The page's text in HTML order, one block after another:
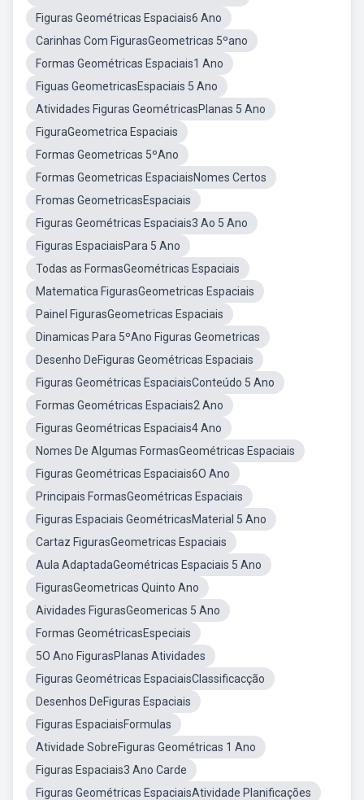
Figuras Geométricas Espaciais6 Ano
Carinhas Com FigurasGeometricas 5ºano
Formas Geométricas Espaciais1 Ano
Figuas GeometricasEspaciais 5 Ano
Atividades Figuras GeométricasPlanas 5 Ano
FiguraGeometrica Espaciais
Formas Geometricas 5ºAno
Formas Geometricas EspaciaisNomes Certos
Fromas GeometricasEspaciais
Figuras Geométricas Espaciais3 Ao 5 Ano
Figuras EspaciaisPara 5 Ano
Todas as FormasGeométricas Espaciais
Matematica FigurasGeometricas Espaciais
Painel FigurasGeometricas Espaciais
Dinamicas Para 5ºAno Figuras Geometricas
Desenho DeFiguras Geométricas Espaciais
Figuras Geométricas EspaciaisConteúdo 5 Ano
Formas Geométricas Espaciais2 Ano
Figuras Geométricas Espaciais4 Ano
Nomes De Algumas FormasGeométricas Espaciais
Figuras Geométricas Espaciais6O Ano
Principais FormasGeométricas Espaciais
Figuras Espaciais GeométricasMaterial 5 Ano
Cartaz FigurasGeometricas Espaciais
Aula AdaptadaGeométricas Espaciais 5 Ano
FigurasGeometricas Quinto Ano
Aividades FigurasGeomericas 5 Ano
Formas GeométricasEspeciais
5O Ano FigurasPlanas Atividades
Figuras Geométricas EspaciaisClassificacção
Desenhos DeFiguras Espaciais
Figuras EspaciaisFormulas
Atividade SobreFiguras Geométricas 1 Ano
Figuras Espaciais3 Ano Carde
Figuras Geométricas EspaciaisAtividade Planificações